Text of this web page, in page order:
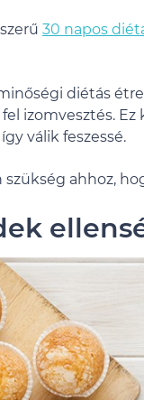
30 napos
diétás
izomvesztés.
válik feszessé.
ahhoz,